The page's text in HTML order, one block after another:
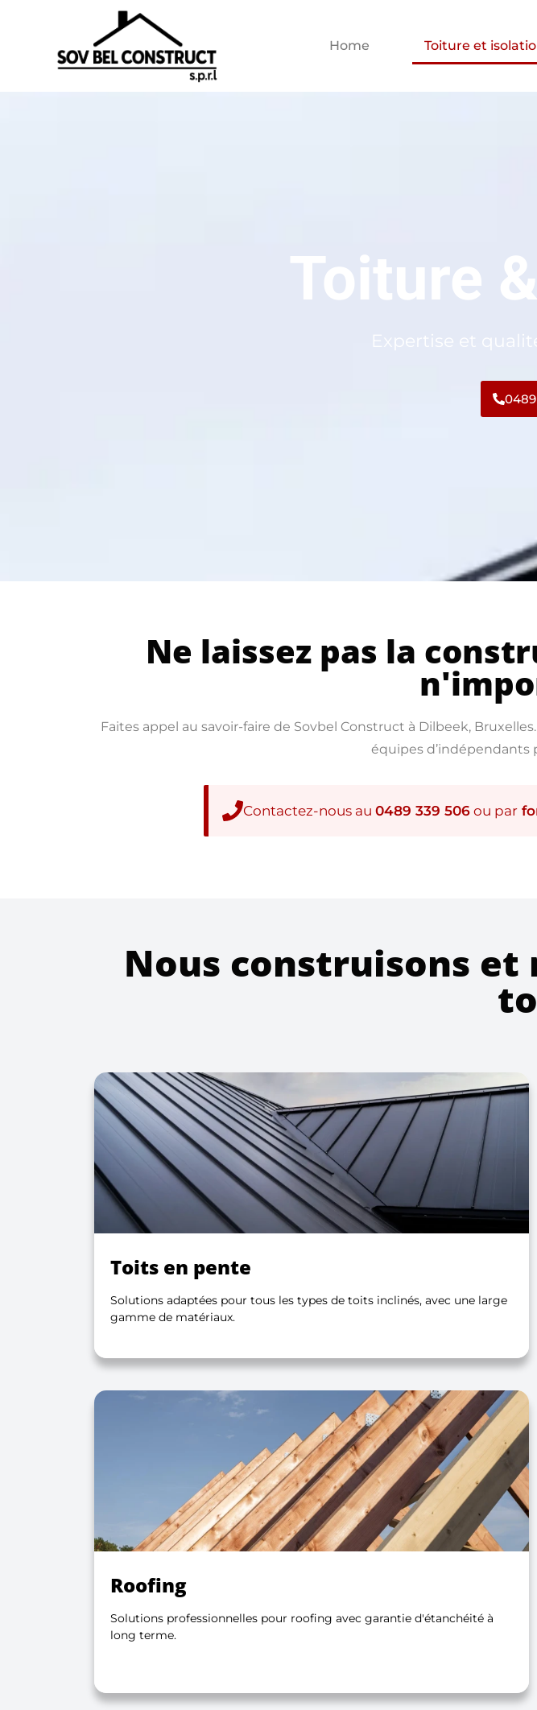
Home Toiture et
Toiture
Expertise et
Ne laissez pas la
Faites appel au savoir-faire de Sovbel Construct à Dilbeek,
équipes d’indépendants
Contactez-nous au 0489 339 506ou par
Nous construisons et
Toits en pente
Solutions adaptées pour tous les types de toits inclinés, avec une large
gamme de matériaux.
Roofing
Solutions professionnelles pour roofing avec garantie d'étanchéité à
long terme.